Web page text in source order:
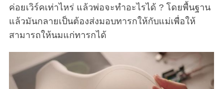
ค่อยเวิร์คเท่าไหร่ แล้วพ่อจะทำอะไรได้ ? โดยพื้นฐาน
แล้วมันกลายเป็นต้องส่งมอบทารกให้กับแม่เพื่อให้
สามารถให้นมแก่ทารกได้